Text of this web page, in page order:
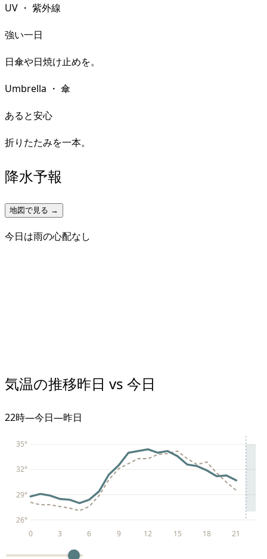
UV ・ 紫外線
強い一日
日傘や日焼け止めを。
Umbrella ・ 傘
あると安心
折りたたみを一本。
降水予報
地図で見る →
今日は雨の心配なし
気温の推移昨日 vs 今日
22時—今日—昨日
26°
29°
32°
35°
0 3 6 9 12 15 18 21